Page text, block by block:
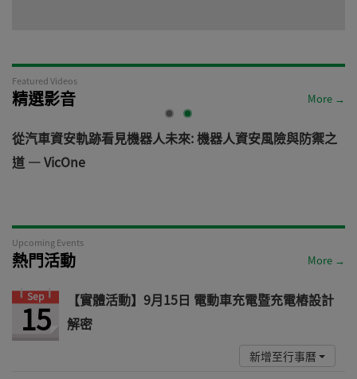
Featured Videos
精選影音 More →
從汽車資安軌跡看見機器人未來: 機器人資安風險與防禦之
道 — VicOne
Upcoming Events
熱門活動 More →
Sep
15
【實體活動】9月15日 電動車充電暨充電樁設計
解密
新增至行事曆